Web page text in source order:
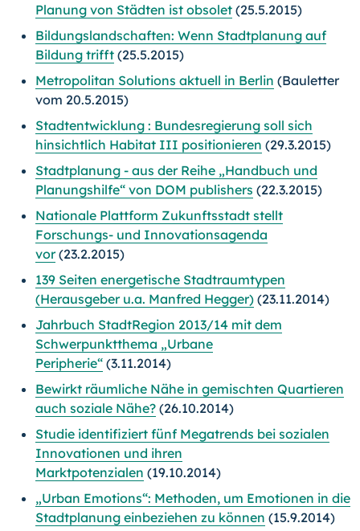
Planung von Städten ist obsolet (25.5.2015)
Bildungslandschaften: Wenn Stadtplanung auf
Bildung trifft (25.5.2015)
Metropolitan Solutions aktuell in Berlin (Bauletter
vom 20.5.2015)
Stadtentwicklung : Bundesregierung soll sich
hinsichtlich Habitat III positionieren (29.3.2015)
Stadtplanung - aus der Reihe „Handbuch und
Planungshilfe“ von DOM publishers (22.3.2015)
Nationale Plattform Zukunftsstadt stellt
Forschungs- und Innovationsagenda
vor(23.2.2015)
139 Seiten energetische Stadtraumtypen
(Herausgeber u.a. Manfred Hegger) (23.11.2014)
Jahrbuch StadtRegion 2013/14 mit dem
Schwerpunktthema „Urbane
Peripherie“ (3.11.2014)
Bewirkt räumliche Nähe in gemischten Quartieren
auch soziale Nähe? (26.10.2014)
Studie identifiziert fünf Megatrends bei sozialen
Innovationen und ihren
Marktpotenzialen (19.10.2014)
„Urban Emotions“: Methoden, um Emotionen in die
Stadtplanung einbeziehen zu können (15.9.2014)